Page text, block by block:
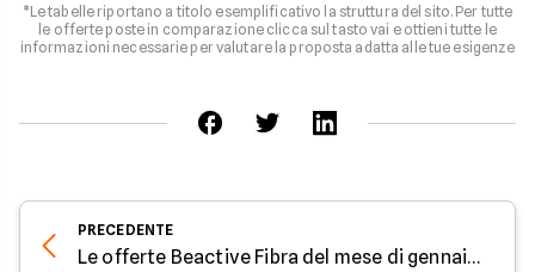
*Le tabelle riportano a titolo esemplificativo la struttura del sito. Per tutte
le offerte poste in comparazione clicca sul tasto vai e ottieni tutte le
informazioni necessarie per valutare la proposta adatta alle tue esigenze
PRECEDENTE
Le offerte Beactive Fibra del mese di gennaio 2025